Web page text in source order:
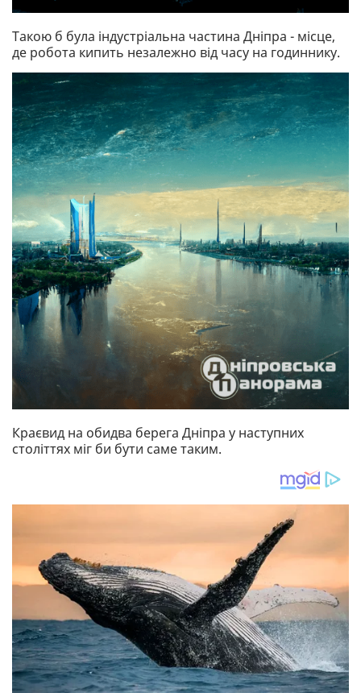
Такою б була індустріальна частина Дніпра - місце,
де робота кипить незалежно від часу на годиннику.
Краєвид на обидва берега Дніпра у наступних
століттях міг би бути саме таким.